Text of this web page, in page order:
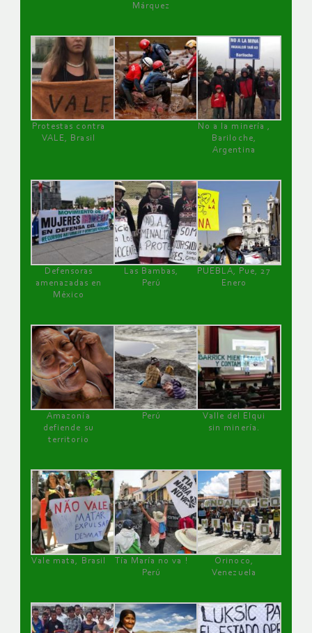
Márquez
Protestas contra
VALE, Brasil
No a la minería ,
Bariloche,
Argentina
Defensoras
amenazadas en
México
Las Bambas,
Perú
PUEBLA, Pue, 27
Enero
Amazonía
defiende su
territorio
Perú
Valle del Elqui
sin minería.
Vale mata, Brasil
Tía María no va !
Perú
Orinoco,
Venezuela